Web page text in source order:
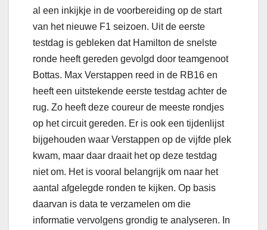
al een inkijkje in de voorbereiding op de start
van het nieuwe F1 seizoen. Uit de eerste
testdag is gebleken dat Hamilton de snelste
ronde heeft gereden gevolgd door teamgenoot
Bottas. Max Verstappen reed in de RB16 en
heeft een uitstekende eerste testdag achter de
rug. Zo heeft deze coureur de meeste rondjes
op het circuit gereden. Er is ook een tijdenlijst
bijgehouden waar Verstappen op de vijfde plek
kwam, maar daar draait het op deze testdag
niet om. Het is vooral belangrijk om naar het
aantal afgelegde ronden te kijken. Op basis
daarvan is data te verzamelen om die
informatie vervolgens grondig te analyseren. In